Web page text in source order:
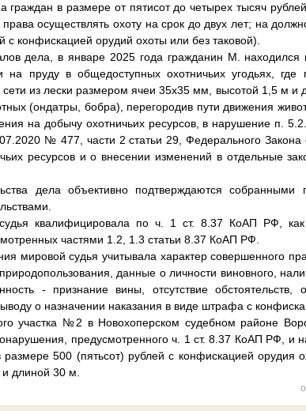
граждан в размере от пятисот до четырех тысяч
осуществлять охоту на срок до двух лет; на
с конфискацией орудий охоты или без таковой).
дела, в январе 2025 года гражданин М. находился
на пруду в общедоступных охотничьих угодьях, где
из лески размером ячеи 35x35 мм, высотой 1,5 м и
(ондатры, бобра), перегородив пути движения
на добычу охотничьих ресурсов, в нарушение п.
№ 477, части 2 статьи 29, Федерального
ресурсов и о внесении изменений в отдельные
дела объективно подтверждаются
квалифицировала по ч. 1 ст. 8.37 КоАП РФ,
частями 1.2, 1.3 статьи 8.37 КоАП РФ.
мировой судья учитывала характер совершенного
данные о личности виновного,
- признание вины, отсутствие обстоятельств,
о назначении наказания в виде штрафа с
участка №2 в Новохоперском судебном районе
предусмотренного ч. 1 ст. 8.37 КоАП РФ, и
500 (пятьсот) рублей с конфискацией орудия
длиной 30 м.